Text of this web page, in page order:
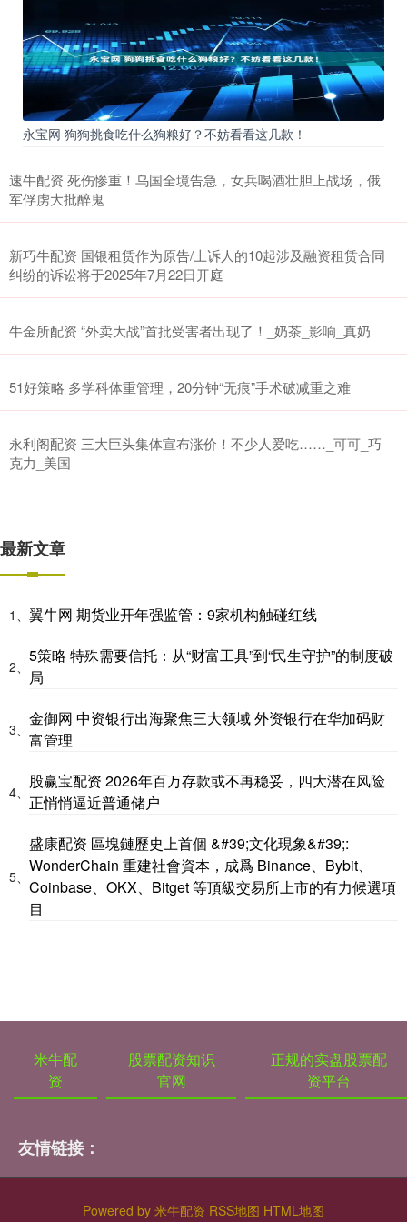
永宝网 狗狗挑食吃什么狗粮好？不妨看看这几款！
速牛配资 死伤惨重！乌国全境告急，女兵喝酒壮胆上战场，俄
军俘虏大批醉鬼
新巧牛配资 国银租赁作为原告/上诉人的10起涉及融资租赁合同
纠纷的诉讼将于2025年7月22日开庭
牛金所配资 “外卖大战”首批受害者出现了！_奶茶_影响_真奶
51好策略 多学科体重管理，20分钟“无痕”手术破减重之难
永利阁配资 三大巨头集体宣布涨价！不少人爱吃……_可可_巧
克力_美国
最新文章
1、 翼牛网 期货业开年强监管：9家机构触碰红线
2、
5策略 特殊需要信托：从“财富工具”到“民生守护”的制度破
局
3、
金御网 中资银行出海聚焦三大领域 外资银行在华加码财
富管理
4、
股赢宝配资 2026年百万存款或不再稳妥，四大潜在风险
正悄悄逼近普通储户
5、
盛康配资 區塊鏈歷史上首個 &#39;文化現象&#39;:
WonderChain 重建社會資本，成爲 Binance、Bybit、
Coinbase、OKX、Bitget 等頂級交易所上市的有力候選項
目
米牛配
资
股票配资知识
官网
正规的实盘股票配
资平台
友情链接：
Powered by 米牛配资 RSS地图 HTML地图